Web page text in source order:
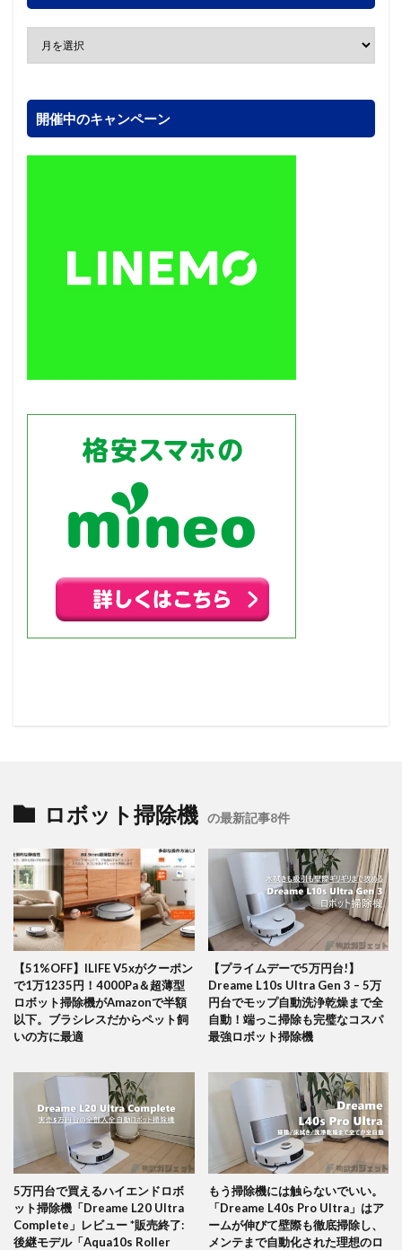
開催中のキャンペーン
ロボット掃除機 の最新記事8件
【51%OFF】ILIFE V5xがクーポン
で1万1235円！4000Pa＆超薄型
ロボット掃除機がAmazonで半額
以下。ブラシレスだからペット飼
いの方に最適
【プライムデーで5万円台!】
Dreame L10s Ultra Gen 3 – 5万
円台でモップ自動洗浄乾燥まで全
自動！端っこ掃除も完璧なコスパ
最強ロボット掃除機
5万円台で買えるハイエンドロボ
ット掃除機「Dreame L20 Ultra
Complete」レビュー *販売終了:
後継モデル「Aqua10s Roller
もう掃除機には触らないでいい。
「Dreame L40s Pro Ultra」はア
ームが伸びて壁際も徹底掃除し、
メンテまで自動化された理想のロ